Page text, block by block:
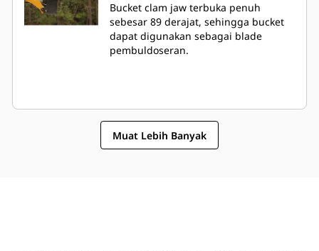
Bucket clam jaw terbuka penuh
sebesar 89 derajat, sehingga bucket
dapat digunakan sebagai blade
pembuldoseran.
Muat Lebih Banyak